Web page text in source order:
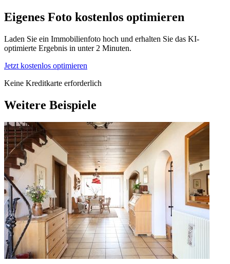
Eigenes Foto kostenlos optimieren
Laden Sie ein Immobilienfoto hoch und erhalten Sie das KI-
optimierte Ergebnis in unter 2 Minuten.
Jetzt kostenlos optimieren
Keine Kreditkarte erforderlich
Weitere Beispiele